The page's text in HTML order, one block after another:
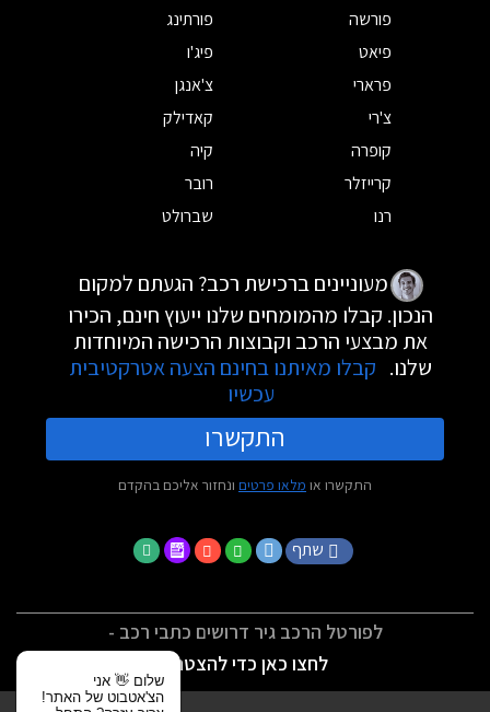
פורשה
פורתינג
פיאט
פיג'ו
פרארי
צ'אנגן
צ'רי
קאדילק
קופרה
קיה
קרייזלר
רובר
רנו
שברולט
מעוניינים ברכישת רכב? הגעתם למקום
הנכון. קבלו מהמומחים שלנו ייעוץ חינם, הכירו
את מבצעי הרכב וקבוצות הרכישה המיוחדות
שלנו. קבלו מאיתנו בחינם הצעה אטרקטיבית
עכשיו
התקשרו
התקשרו או מלאו פרטים ונחזור אליכם בהקדם
שתף
לפורטל הרכב גיר דרושים כתבי רכב -
לחצו כאן כדי להצטרף
שלום 👋 אני
הצ'אטבוט של האתר!